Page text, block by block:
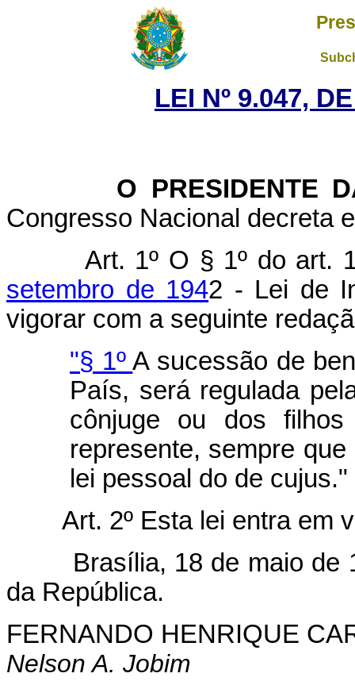
LEI Nº 9.047,
O PRESIDENTE DA
Congresso Nacional decreta
Art. 1º O § 1º do art.
setembro de 1942 - Lei de
vigorar com a seguinte
"§ 1ºA sucessão de
País, será regulada
cônjuge ou dos
represente, sempre
lei pessoal do de cujus."
Art. 2º Esta lei entra em
Brasília, 18 de maio de
da República.
FERNANDO HENRIQUE
Nelson A. Jobim